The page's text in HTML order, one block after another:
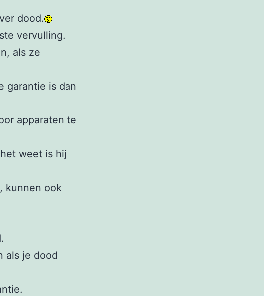
dood.
vervulling.
als ze
garantie is dan
apparaten te
weet is hij
kunnen ook
als je dood